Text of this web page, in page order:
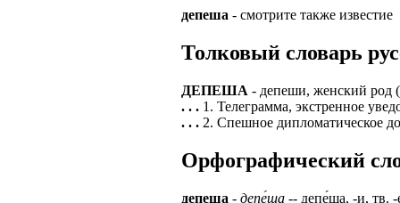
приглашение
работодателем
Лицензия по
ВОЗМОЖНО
Также
упаковщик,
Доставлять
Подписывать
картами банка.
В ходе
установке
депеша - смотрите также известие
Толковый словарь
ДЕПЕША - депеши, женский род
. . . 1. Телеграмма, экстренное
. . . 2. Спешное дипломатическое
Орфографический
депеша - депе́ша -- депе́ша, -и, тв. -